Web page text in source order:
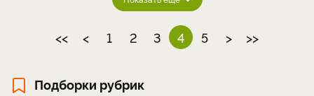
<< < 1 2 3 4 5 > >>
Подборки рубрик